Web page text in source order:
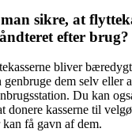
sikre, at
efter brug?
bliver
genbruge dem selv eller
Du kan
donere kasserne til
få gavn af dem.